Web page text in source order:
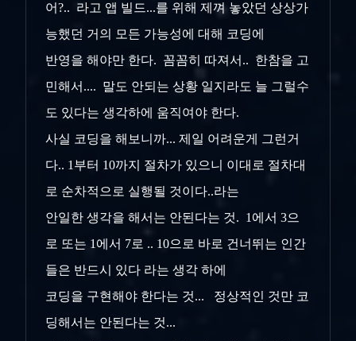
어?.. 라고 앱 빌드...를 위해 제껴 놓았던 상상가
능했던 거의 모든 가능성에 대해 코딩에
반영을 해야만 한다. 꼼꼼히 따져서.. 한참을 고
민해서.... 말도 안되는 상황 일지라도 늘 그럴수
도 있다는 생각하에 움직여야 한다.
사실 코딩을 해보니까... 제일 어려운게 그런거
다.. 1부터 10까지 절차가 있으니 이대로 절차대
로 순차적으로 실행될 것이다..라는
안일한 생각을 해서는 안된다는 것. 1에서 3으
로 또는 1에서 7로 .. 10으로 바로 건너뛰는 인간
들은 반드시 있다 라는 생각 하에
코딩을 구현해야 한다는 것... 정상적인 것만 코
딩해서는 안된다는 것...